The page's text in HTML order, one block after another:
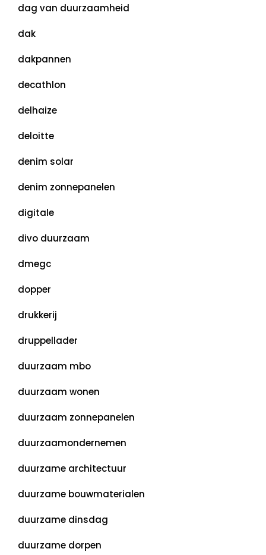
dag van duurzaamheid
dak
dakpannen
decathlon
delhaize
deloitte
denim solar
denim zonnepanelen
digitale
divo duurzaam
dmegc
dopper
drukkerij
druppellader
duurzaam mbo
duurzaam wonen
duurzaam zonnepanelen
duurzaamondernemen
duurzame architectuur
duurzame bouwmaterialen
duurzame dinsdag
duurzame dorpen